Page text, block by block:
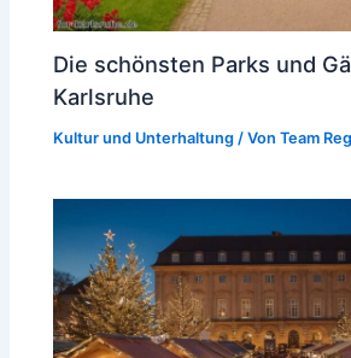
Die schönsten Parks und
Karlsruhe
Kultur und Unterhaltung / VonTeam